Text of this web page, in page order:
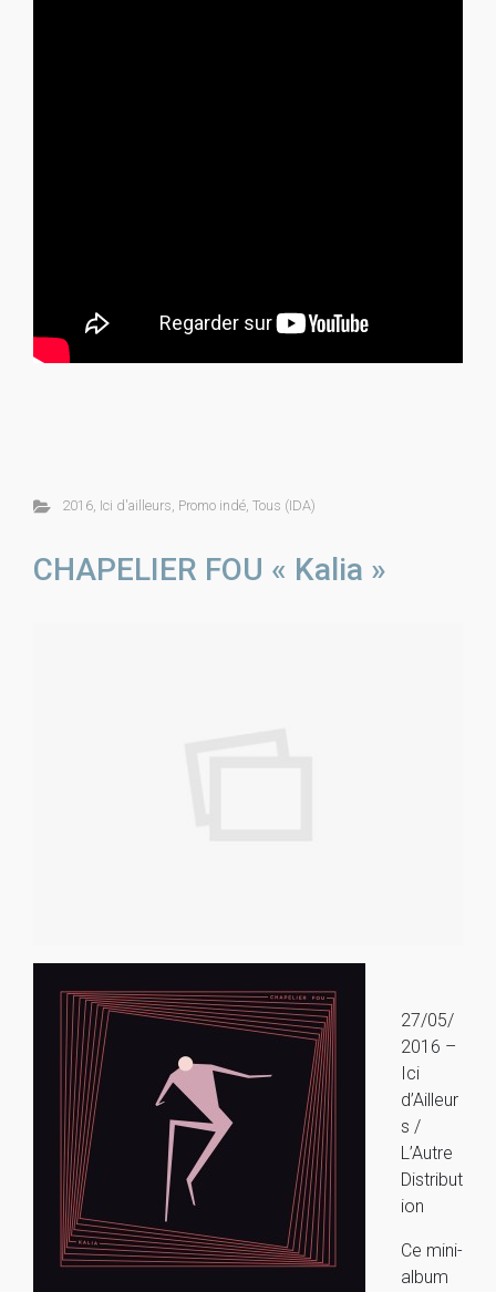
2016, Ici d'ailleurs, Promo indé, Tous (IDA)
CHAPELIER FOU « Kalia »
27/05/
2016 –
Ici
d’Ailleur
s /
L’Autre
Distribut
ion
Ce mini-
album